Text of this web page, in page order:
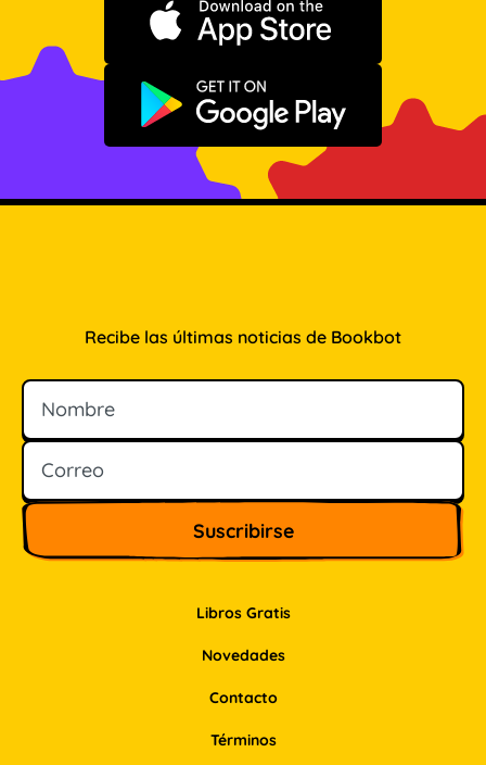
Descargar en App Store
Disponible en Google Play
Libros Gratis
Novedades
Contacto
Recibe las últimas noticias de Bookbot
Nombre
Correo
Términos